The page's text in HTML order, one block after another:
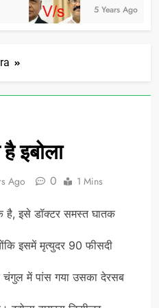
5 Years Ago
है इबोला
Ago 0 1 Mins
है, इसे डॉक्टर समस्त घातक
इसमें मृत्युदर 90 फीसदी
चंगुल में पांस गया उसका देरसब